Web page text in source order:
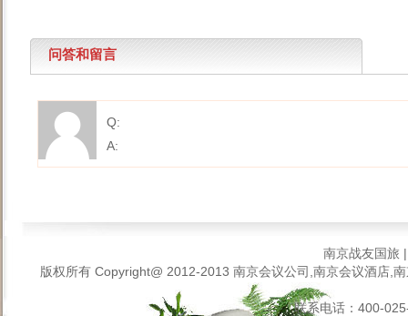
问答和留言
Q:
A:
南京战友国旅
版权所有 Copyright@ 2012-2013 南京会议公司,南京会议酒店,
联系电话：400-